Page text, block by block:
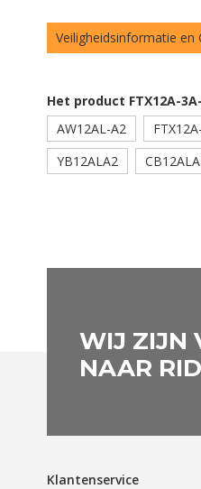
Veiligheidsinformatie en
Het product FTX12A-
AW12AL-A2
YB12ALA2
WIJ ZIJN
NAAR
Klantenservice